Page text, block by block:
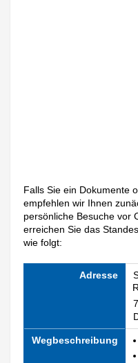
Falls Sie ein Dokumente
empfehlen wir Ihnen
persönliche Besuche vor
erreichen Sie das
wie folgt:
Adresse
Wegbeschreibung